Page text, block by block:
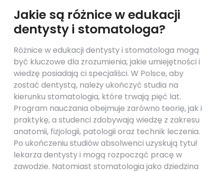
Jakie są różnice w edukacji
dentysty i stomatologa?
Różnice w edukacji dentysty i stomatologa mogą
być kluczowe dla zrozumienia, jakie umiejętności i
wiedzę posiadają ci specjaliści. W Polsce, aby
zostać dentystą, należy ukończyć studia na
kierunku stomatologia, które trwają pięć lat.
Program nauczania obejmuje zarówno teorię, jak i
praktykę, a studenci zdobywają wiedzę z zakresu
anatomii, fizjologii, patologii oraz technik leczenia.
Po ukończeniu studiów absolwenci uzyskują tytuł
lekarza dentysty i mogą rozpocząć pracę w
zawodzie. Natomiast stomatologia jako dziedzina